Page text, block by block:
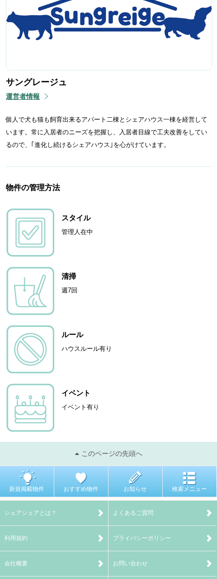
サングレージュ
運営者情報
個人で犬も猫も飼育出来るアパート二棟とシェアハウス一棟を経営して
います。常に入居者のニーズを把握し、入居者目線で工夫改善をしてい
るので、｢進化し続けるシェアハウス｣を心がけています。
物件の管理方法
スタイル
管理人在中
清掃
週7回
ルール
ハウスルール有り
イベント
イベント有り
このページの先頭へ
新規掲載物件 おすすめ物件 お知らせ 検索メニュー
シェアシェアとは？ よくあるご質問
利用規約 プライバシーポリシー
会社概要 お問い合わせ